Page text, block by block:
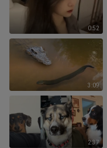
0:52
3:09
2:37